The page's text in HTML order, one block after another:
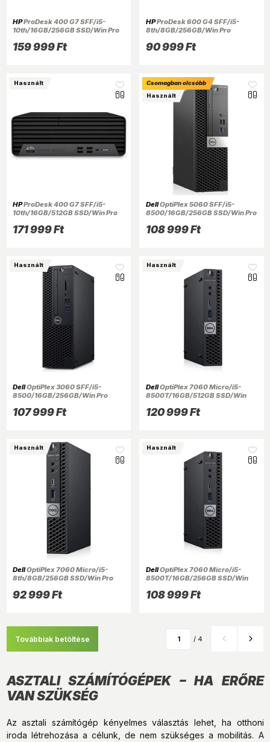
HPProDesk 400 G7 SFF/i5-
10th/16GB/256GB SSD/Win Pro
(Használt A+)
159 999 Ft
HPProDesk 600 G4 SFF/i5-
8th/8GB/256GB/Win Pro
(Használt A+)
90 999 Ft
Használt
HPProDesk 400 G7 SFF/i5-
10th/16GB/512GB SSD/Win Pro
(Használt A+)
171 999 Ft
Csomagban olcsóbb
Használt
DellOptiPlex 5060 SFF/i5-
8500/16GB/256GB SSD/Win Pro
(Használt A+)
108 999 Ft
Használt
DellOptiPlex 3060 SFF/i5-
8500/16GB/256GB/Win Pro
(Használt A+)
107 999 Ft
Használt
DellOptiPlex 7060 Micro/i5-
8500T/16GB/512GB SSD/Win
számítógép (Használt A+)
120 999 Ft
Használt
DellOptiPlex 7060 Micro/i5-
8th/8GB/256GB SSD/Win Pro
(Használt A+)
92 999 Ft
Használt
DellOptiPlex 7060 Micro/i5-
8500T/16GB/256GB SSD/Win
számítógép (Használt A+)
108 999 Ft
Továbbiak betöltése / 4
ASZTALI SZÁMÍTÓGÉPEK – HA ERŐRE
VAN SZÜKSÉG
Az asztali számítógép kényelmes választás lehet, ha otthoni
iroda létrehozása a célunk, de nem szükséges a mobilitás. A